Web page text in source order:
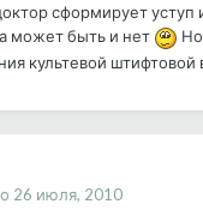
сформирует уступ
может быть и нет
культевой штифтовой
26 июля, 2010